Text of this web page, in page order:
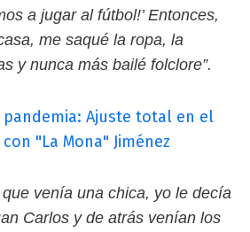
a jugar al fútbol!’ Entonces,
me saqué la ropa, la
y nunca más bailé folclore”.
pandemia: Ajuste total en el
"La Mona" Jiménez
venía una chica, yo le decía
Carlos y de atrás venían los